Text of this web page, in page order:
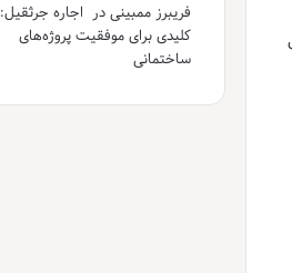
فریبرز ممبینیدر اجاره جرثقیل:
کلیدی برای موفقیت پروژه‌های
ساختمانی